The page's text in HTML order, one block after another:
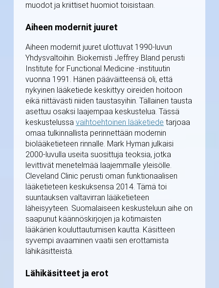
muodot ja kriittiset huomiot toisistaan.
Aiheen modernit juuret
Aiheen modernit juuret ulottuvat 1990-luvun
Yhdysvaltoihin. Biokemisti Jeffrey Bland perusti
Institute for Functional Medicine -instituutin
vuonna 1991. Hänen pääväitteensä oli, että
nykyinen lääketiede keskittyy oireiden hoitoon
eikä riittävästi niiden taustasyihin. Tällainen tausta
asettuu osaksi laajempaa keskustelua. Tässä
keskustelussa vaihtoehtoinen lääketiede tarjoaa
omaa tulkinnallista perinnettään modernin
biolääketieteen rinnalle. Mark Hyman julkaisi
2000-luvulla useita suosittuja teoksia, jotka
levittivät menetelmää laajemmalle yleisölle.
Cleveland Clinic perusti oman funktionaalisen
lääketieteen keskuksensa 2014. Tämä toi
suuntauksen valtavirran lääketieteen
läheisyyteen. Suomalaiseen keskusteluun aihe on
saapunut käännöskirjojen ja kotimaisten
lääkärien kouluttautumisen kautta. Käsitteen
syvempi avaaminen vaatii sen erottamista
lähikäsitteistä.
Lähikäsitteet ja erot